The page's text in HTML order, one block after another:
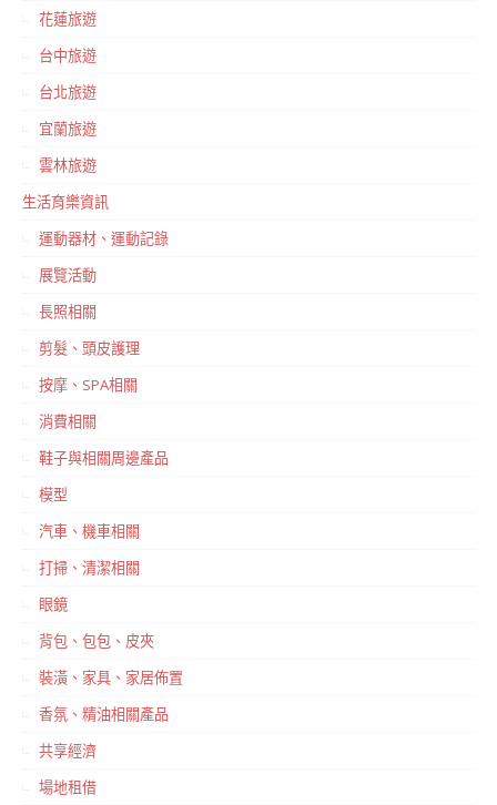
花蓮旅遊
台中旅遊
台北旅遊
宜蘭旅遊
雲林旅遊
生活育樂資訊
運動器材、運動記錄
展覽活動
長照相關
剪髮、頭皮護理
按摩、SPA相關
消費相關
鞋子與相關周邊產品
模型
汽車、機車相關
打掃、清潔相關
眼鏡
背包、包包、皮夾
裝潢、家具、家居佈置
香氛、精油相關產品
共享經濟
場地租借